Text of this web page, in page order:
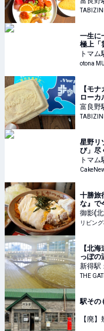
一生に
極上「
ーズ
トマム
otona
【モ
ローカ
も出る
富良野
星野リ
び」尽
定で初
トマム
十勝旅
な』で
御影(
リビン
【北
っぽの
新得駅
THE
駅その
【廃